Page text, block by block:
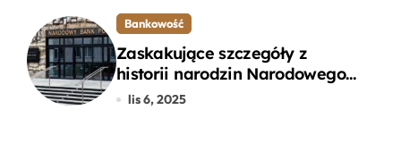
Bankowość
Zaskakujące szczegóły z
historii narodzin Narodowego
Banku Polskiego, o których
lis 6, 2025